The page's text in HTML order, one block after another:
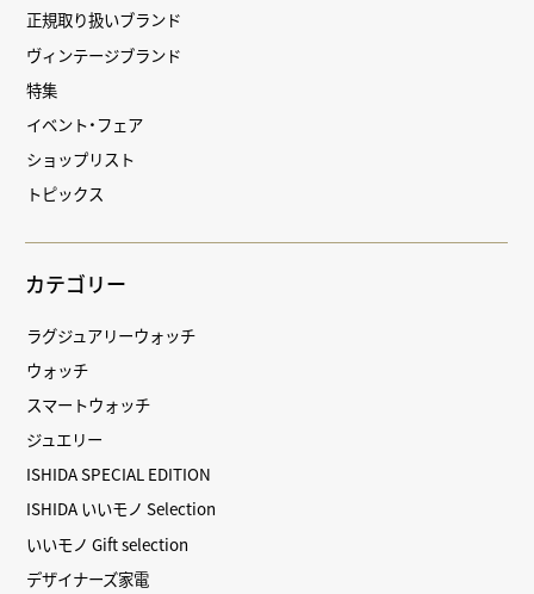
正規取り扱いブランド
ヴィンテージブランド
特集
イベント・フェア
ショップリスト
トピックス
カテゴリー
ラグジュアリーウォッチ
ウォッチ
スマートウォッチ
ジュエリー
ISHIDA SPECIAL EDITION
ISHIDA いいモノ Selection
いいモノ Gift selection
デザイナーズ家電